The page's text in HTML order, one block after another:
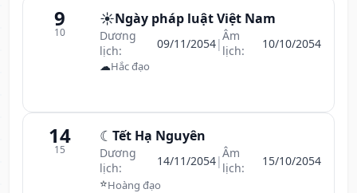
9
10
☀️Ngày pháp luật Việt Nam
Dương
lịch:
09/11/2054|Âm
lịch:
10/10/2054
☁Hắc đạo
14
15
☾ Tết Hạ Nguyên
Dương
lịch:
14/11/2054|Âm
lịch:
15/10/2054
⭐Hoàng đạo